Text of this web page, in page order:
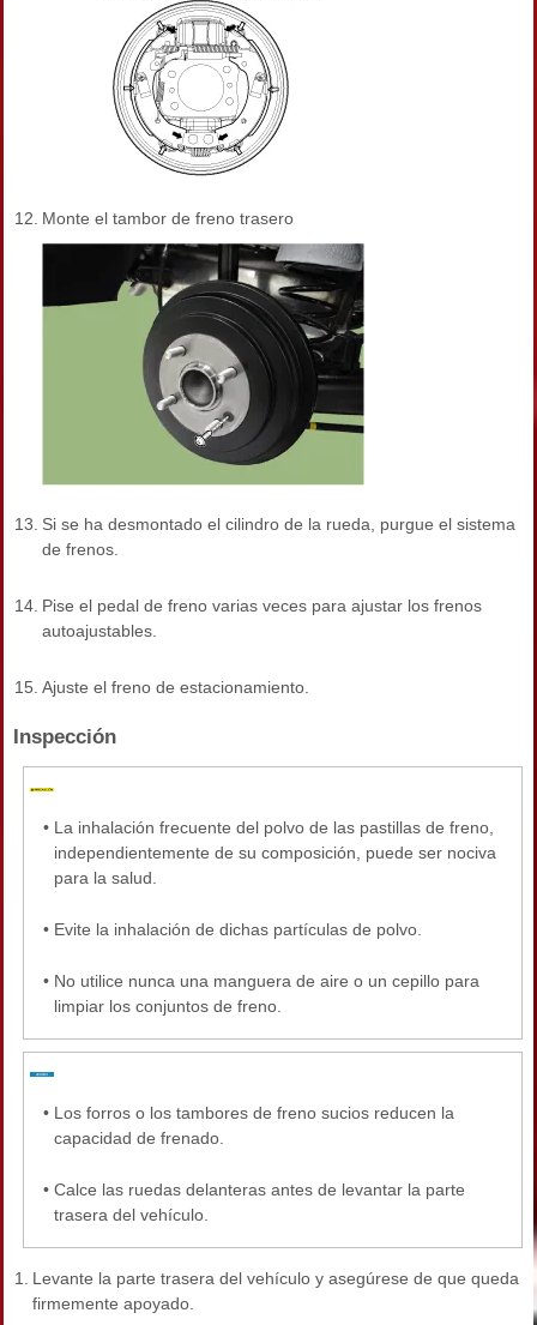
12. Monte el tambor de freno trasero
13. Si se ha desmontado el cilindro de la rueda, purgue el sistema
de frenos.
14. Pise el pedal de freno varias veces para ajustar los frenos
autoajustables.
15. Ajuste el freno de estacionamiento.
Inspección
• La inhalación frecuente del polvo de las pastillas de freno,
independientemente de su composición, puede ser nociva
para la salud.
• Evite la inhalación de dichas partículas de polvo.
• No utilice nunca una manguera de aire o un cepillo para
limpiar los conjuntos de freno.
• Los forros o los tambores de freno sucios reducen la
capacidad de frenado.
• Calce las ruedas delanteras antes de levantar la parte
trasera del vehículo.
1. Levante la parte trasera del vehículo y asegúrese de que queda
firmemente apoyado.